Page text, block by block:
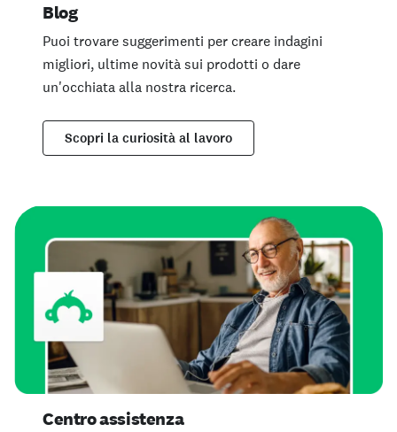
Blog
Puoi trovare suggerimenti per creare indagini
migliori, ultime novità sui prodotti o dare
un'occhiata alla nostra ricerca.
Scopri la curiosità al lavoro
Centro assistenza